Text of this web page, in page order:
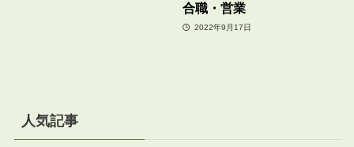
合職・営業
2022年9月17日
人気記事